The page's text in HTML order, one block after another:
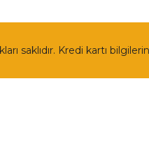
saklıdır. Kredi kartı